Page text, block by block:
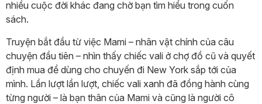
nhiều cuộc đời khác đang chờ bạn tìm hiểu trong cuốn
sách.
Truyện bắt đầu từ việc Mami – nhân vật chính của câu
chuyện đầu tiên – nhìn thấy chiếc vali ở chợ đồ cũ và quyết
định mua để dùng cho chuyến đi New York sắp tới của
mình. Lần lượt lần lượt, chiếc vali xanh đã đồng hành cùng
từng người – là bạn thân của Mami và cũng là người cô